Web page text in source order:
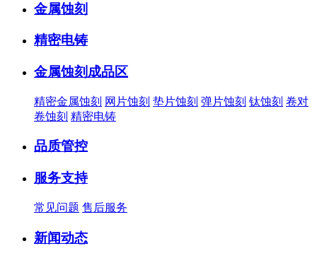
金属蚀刻
精密电铸
金属蚀刻成品区
精密金属蚀刻 网片蚀刻 垫片蚀刻 弹片蚀刻 钛蚀刻 卷对
卷蚀刻 精密电铸
品质管控
服务支持
常见问题 售后服务
新闻动态